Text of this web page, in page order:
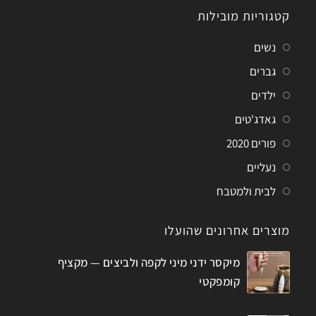
קטגוריות מובילות
נשים
גברים
ילדים
גאדג'טים
פורים 2020
נעליים
לבית ולמטבח
מוצרים אחרונים שהועלו
מיקסר ידני מיני לקפה ולביצים — מקציף
קומפקטי